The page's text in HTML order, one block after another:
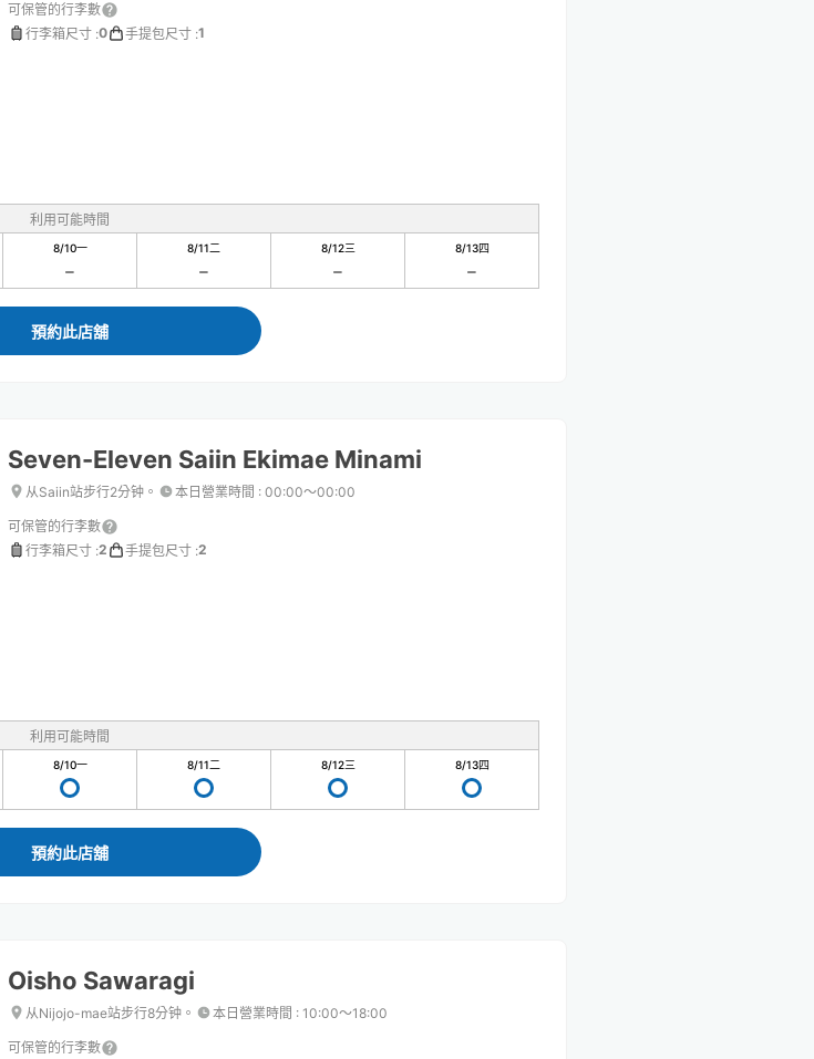
可保管的行李數
行李箱尺寸 :0 手提包尺寸 :1
利用可能時間
8/10一 8/11二 8/12三 8/13四
預約此店舖
Seven-Eleven Saiin Ekimae Minami
从Saiin站步行2分钟。 本日營業時間 : 00:00〜00:00
可保管的行李數
行李箱尺寸 :2 手提包尺寸 :2
利用可能時間
8/10一 8/11二 8/12三 8/13四
預約此店舖
Oisho Sawaragi
从Nijojo-mae站步行8分钟。 本日營業時間 : 10:00〜18:00
可保管的行李數